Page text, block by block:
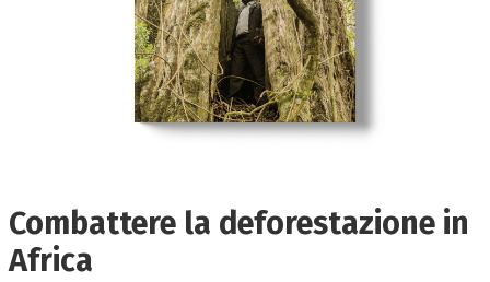
Combattere la deforestazione in
Africa